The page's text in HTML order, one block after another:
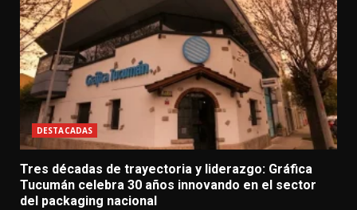
DESTACADAS
Tres décadas de trayectoria y liderazgo: Gráfica
Tucumán celebra 30 años innovando en el sector
del packaging nacional